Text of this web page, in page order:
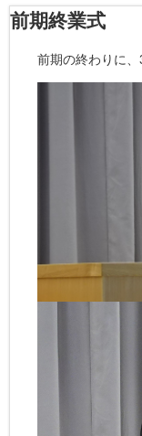
前期終業式
前期の終わりに、